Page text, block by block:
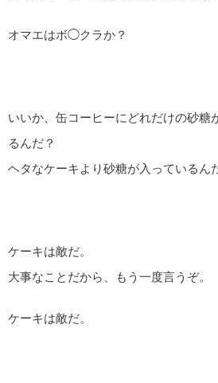
オマエはボ◯クラか？
いいか、缶コーヒーにどれだけの砂糖
るんだ？
ヘタなケーキより砂糖が入っているん
ケーキは敵だ。
大事なことだから、もう一度言うぞ。
ケーキは敵だ。